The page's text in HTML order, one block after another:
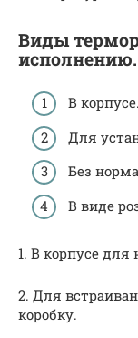
Виды
исполнению.
В корпусе.
Для
Без
В виде
1. В корпусе для
2. Для
коробку.